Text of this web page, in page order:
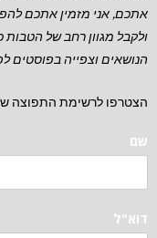
אתכם, אני מזמין אתכם
ולקבל מגוון רחב של הטבות
הנושאים וצפייה בפוסטים
הצטרפו לרשימת התפוצה
שם
דוא"ל